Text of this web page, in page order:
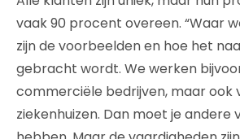
vaak 90 procent overeen. “Waar
zijn de voorbeelden en hoe het
gebracht wordt. We werken
commerciële bedrijven, maar ook
ziekenhuizen. Dan moet je andere